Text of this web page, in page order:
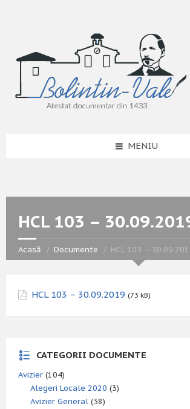
MENIU
HCL 103 –
Acasă Documente HCL 103 –
HCL 103 – 30.09.2019 (73 kB)
CATEGORII DOCUMENTE
Avizier (104)
Alegeri Locale 2020 (3)
Avizier General (38)